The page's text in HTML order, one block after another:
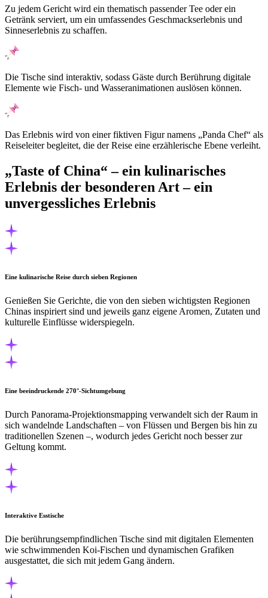
Zu jedem Gericht wird ein thematisch passender Tee oder ein
Getränk serviert, um ein umfassendes Geschmackserlebnis und
Sinneserlebnis zu schaffen.
Die Tische sind interaktiv, sodass Gäste durch Berührung digitale
Elemente wie Fisch- und Wasseranimationen auslösen können.
Das Erlebnis wird von einer fiktiven Figur namens „Panda Chef“ als
Reiseleiter begleitet, die der Reise eine erzählerische Ebene verleiht.
„Taste of China“ – ein kulinarisches
Erlebnis der besonderen Art – ein
unvergessliches Erlebnis
Eine kulinarische Reise durch sieben Regionen
Genießen Sie Gerichte, die von den sieben wichtigsten Regionen
Chinas inspiriert sind und jeweils ganz eigene Aromen, Zutaten und
kulturelle Einflüsse widerspiegeln.
Eine beeindruckende 270°-Sichtumgebung
Durch Panorama-Projektionsmapping verwandelt sich der Raum in
sich wandelnde Landschaften – von Flüssen und Bergen bis hin zu
traditionellen Szenen –, wodurch jedes Gericht noch besser zur
Geltung kommt.
Interaktive Esstische
Die berührungsempfindlichen Tische sind mit digitalen Elementen
wie schwimmenden Koi-Fischen und dynamischen Grafiken
ausgestattet, die sich mit jedem Gang ändern.